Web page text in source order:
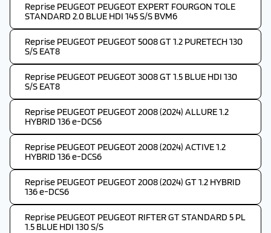
Reprise PEUGEOT PEUGEOT EXPERT FOURGON TOLE
STANDARD 2.0 BLUE HDI 145 S/S BVM6
Reprise PEUGEOT PEUGEOT 5008 GT 1.2 PURETECH 130
S/S EAT8
Reprise PEUGEOT PEUGEOT 3008 GT 1.5 BLUE HDI 130
S/S EAT8
Reprise PEUGEOT PEUGEOT 2008 (2024) ALLURE 1.2
HYBRID 136 e-DCS6
Reprise PEUGEOT PEUGEOT 2008 (2024) ACTIVE 1.2
HYBRID 136 e-DCS6
Reprise PEUGEOT PEUGEOT 2008 (2024) GT 1.2 HYBRID
136 e-DCS6
Reprise PEUGEOT PEUGEOT RIFTER GT STANDARD 5 PL
1.5 BLUE HDI 130 S/S